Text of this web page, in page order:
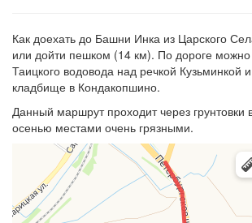
Как доехать до Башни Инка из Царского
или дойти пешком (14 км). По дороге можно
Таицкого водовода над речкой Кузьминкой
кладбище в Кондакопшино.
Данный маршрут проходит через грунтовки
осенью местами очень грязными.